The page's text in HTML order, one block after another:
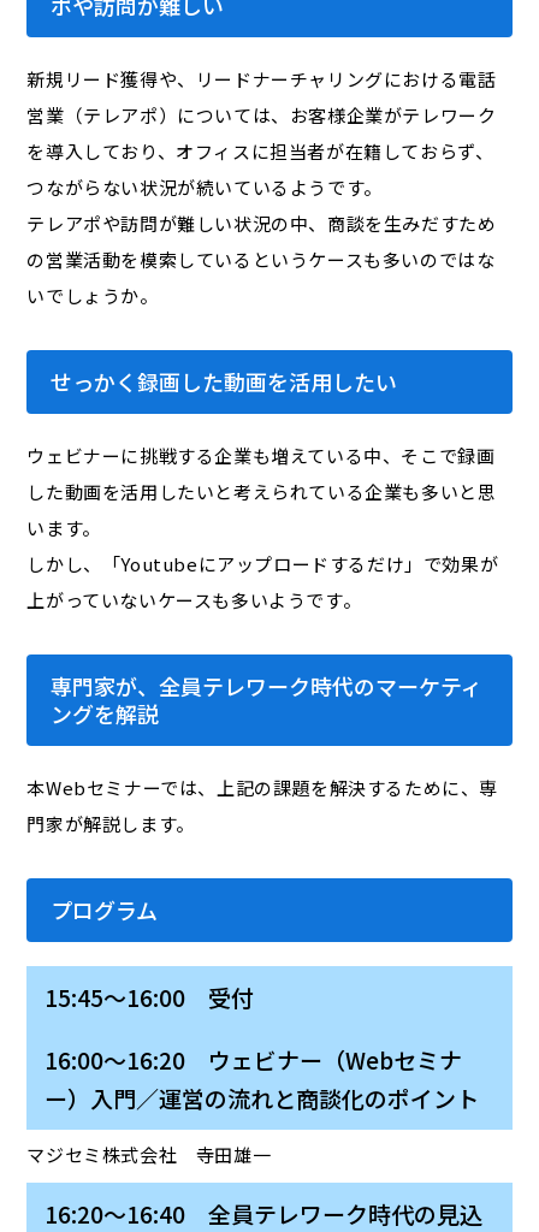
新規リード獲得や、リードナーチャリングにおける電話
営業（テレアポ）については、お客様企業がテレワーク
を導入しており、オフィスに担当者が在籍しておらず、
つながらない状況が続いているようです。
テレアポや訪問が難しい状況の中、商談を生みだすため
の営業活動を模索しているというケースも多いのではな
いでしょうか。
せっかく録画した動画を活用したい
ウェビナーに挑戦する企業も増えている中、そこで録画
した動画を活用したいと考えられている企業も多いと思
います。
しかし、「Youtubeにアップロードするだけ」で効果が
上がっていないケースも多いようです。
専門家が、全員テレワーク時代のマーケティ
ングを解説
本Webセミナーでは、上記の課題を解決するために、専
門家が解説します。
プログラム
15:45～16:00 受付
16:00～16:20 ウェビナー（Webセミナ
ー）入門／運営の流れと商談化のポイント
マジセミ株式会社 寺田雄一
16:20～16:40 全員テレワーク時代の見込